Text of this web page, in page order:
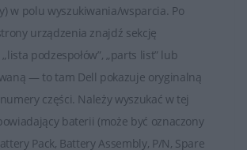
w polu wyszukiwania/wsparcia. Po
urządzenia znajdź sekcję
„lista podzespołów”, „parts list” lub
— to tam Dell pokazuje oryginalną
części. Należy wyszukać w tej
baterii (może być oznaczony
Pack, Battery Assembly, P/N, Spare